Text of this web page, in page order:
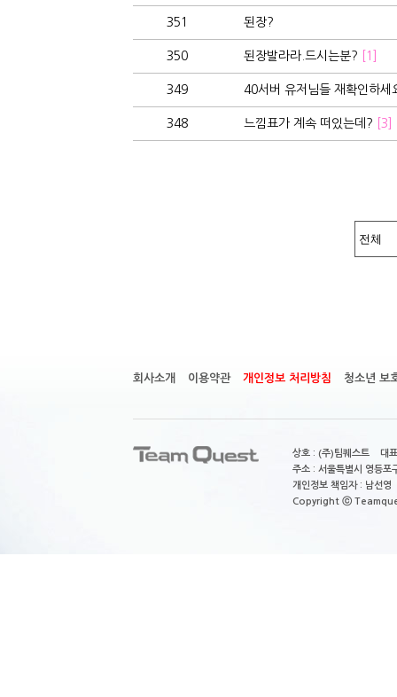
351 된장?
350 된장발라라.드시는분? [1]
349 40서버 유저님들 재확인하
348 느낌표가 계속 떠있는데? [3]
회사소개 이용약관 개인정보 처리방침 청소년 보
상호 : (주)팀퀘스트 대
주소 : 서울특별시 영등
개인정보 책임자 : 남
Copyright ⓒ